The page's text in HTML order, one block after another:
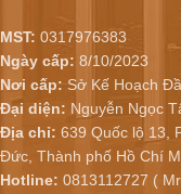
MST: 0317976383
Ngày cấp: 8/10/2023
Nơi cấp: Sở Kế Hoạch
Đại diện: Nguyễn Ngọc
Địa chỉ: 639 Quốc lộ 13,
Đức, Thành phố Hồ Chí
Hotline: 0813112727 (